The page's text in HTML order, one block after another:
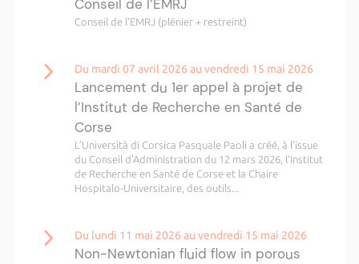
Conseil de l’EMRJ
Conseil de l’EMRJ (plénier + restreint)
Du mardi 07 avril 2026 au vendredi 15 mai 2026
Lancement du 1er appel à projet de
l’Institut de Recherche en Santé de
Corse
L’Università di Corsica Pasquale Paoli a créé, à l'issue
du Conseil d'Administration du 12 mars 2026, l’Institut
de Recherche en Santé de Corse et la Chaire
Hospitalo-Universitaire, des outils...
Du lundi 11 mai 2026 au vendredi 15 mai 2026
Non-Newtonian fluid flow in porous